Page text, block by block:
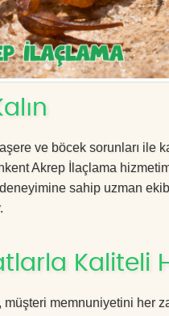
ve böcek sorunları ile
Akrep İlaçlama
deneyimine sahip uzman
Kaliteli
memnuniyetini her